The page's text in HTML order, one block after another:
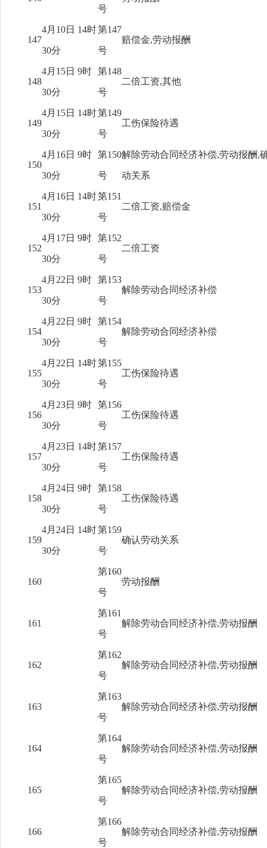
号
147
4月10日 14时
30分
第147
号
赔偿金,劳动报酬
148
4月15日 9时
30分
第148
号
二倍工资,其他
149
4月15日 14时
30分
第149
号
工伤保险待遇
150
4月16日 9时
30分
第150
号
解除劳动合同经济补偿,劳动报酬,
动关系
151
4月16日 14时
30分
第151
号
二倍工资,赔偿金
152
4月17日 9时
30分
第152
号
二倍工资
153
4月22日 9时
30分
第153
号
解除劳动合同经济补偿
154
4月22日 9时
30分
第154
号
解除劳动合同经济补偿
155
4月22日 14时
30分
第155
号
工伤保险待遇
156
4月23日 9时
30分
第156
号
工伤保险待遇
157
4月23日 14时
30分
第157
号
工伤保险待遇
158
4月24日 9时
30分
第158
号
工伤保险待遇
159
4月24日 14时
30分
第159
号
确认劳动关系
160
第160
号
劳动报酬
161
第161
号
解除劳动合同经济补偿,劳动报酬
162
第162
号
解除劳动合同经济补偿,劳动报酬
163
第163
号
解除劳动合同经济补偿,劳动报酬
164
第164
号
解除劳动合同经济补偿,劳动报酬
165
第165
号
解除劳动合同经济补偿,劳动报酬
166
第166
号
解除劳动合同经济补偿,劳动报酬